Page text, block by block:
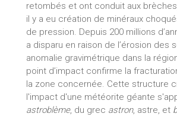
retombés et ont conduit aux
il y a eu création de minéraux
de pression. Depuis 200 millions
a disparu en raison de l’érosion des
anomalie gravimétrique dans la
point d’impact confirme la
la zone concernée. Cette structure
l'impact d'une météorite géante
astroblème, du grec astron, astre, et